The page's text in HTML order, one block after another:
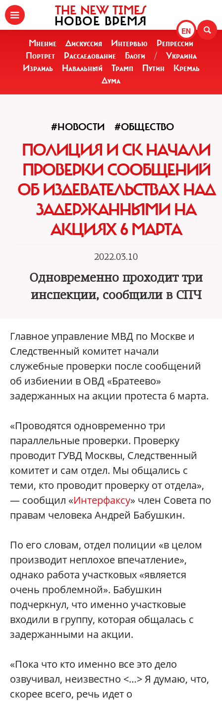
EN
THE NEW TIMES
НОВОЕ ВРЕМЯ
Мнение Дискуссия Интервью
Репрессии
Портрет
Расследование Блоги /
Украина
Израиль
Навальный Трамп Путин
Кремль
Дума
#НОВОСТИ #ОБЩЕСТВО
ПОЛИЦИЯ И СК НАЧАЛИ
ПРОВЕРКИ СООБЩЕНИЙ
ОБ ИЗДЕВАТЕЛЬСТВАХ НАД
ЗАДЕРЖАННЫМИ НА
АКЦИЯХ 6 МАРТА
2022.03.10
Одновременно проходит три
инспекции, сообщили в СПЧ
Главное управление МВД по Москве и
Следственный комитет начали
служебные проверки после сообщений
об избиении в ОВД «Братеево»
задержанных на акции протеста 6 марта.
«Проводятся одновременно три
параллельные проверки. Проверку
проводит ГУВД Москвы, Следственный
комитет и сам отдел. Мы общались с
теми, кто проводит проверку от отдела»,
— сообщил «Интерфаксу» член Совета по
правам человека Андрей Бабушкин.
По его словам, отдел полиции «в целом
производит неплохое впечатление»,
однако работа участковых «является
очень проблемной». Бабушкин
подчеркнул, что именно участковые
входили в группу, которая общалась с
задержанными на акции.
«Пока что кто именно все это дело
озвучивал, неизвестно <…> Я думаю, что,
скорее всего, речь идет о